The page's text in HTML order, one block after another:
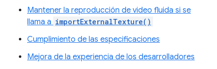
Mantener la reproducción de video fluida si se
llama a importExternalTexture()
Cumplimiento de las especificaciones
Mejora de la experiencia de los desarrolladores